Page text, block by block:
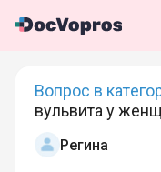
Вопрос в
вульвита у
Регина